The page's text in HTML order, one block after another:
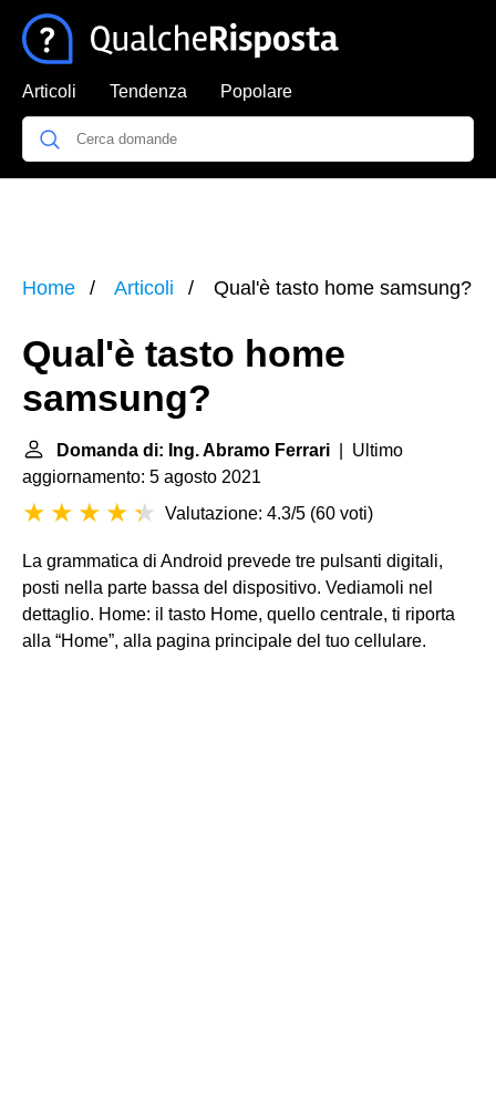
Articoli Tendenza Popolare
Home Articoli Qual'è tasto home samsung?
Qual'è tasto home
samsung?
Domanda di: Ing. Abramo Ferrari | Ultimo
aggiornamento: 5 agosto 2021
Valutazione: 4.3/5 (60 voti)
La grammatica di Android prevede tre pulsanti digitali,
posti nella parte bassa del dispositivo. Vediamoli nel
dettaglio. Home: il tasto Home, quello centrale, ti riporta
alla “Home”, alla pagina principale del tuo cellulare.